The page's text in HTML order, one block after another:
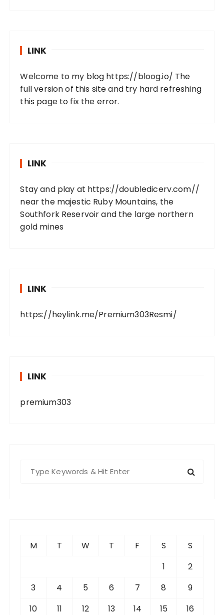
LINK
Welcome to my blog https://bloog.io/ The
full version of this site and try hard refreshing
this page to fix the error.
LINK
Stay and play at https://doubledicerv.com//
near the majestic Ruby Mountains, the
Southfork Reservoir and the large northern
gold mines
LINK
https://heylink.me/Premium303Resmi/
LINK
premium303
M T W T F S
S
1
2
3
4 5 6 7 8
9
10
11 12 13 14 15
16